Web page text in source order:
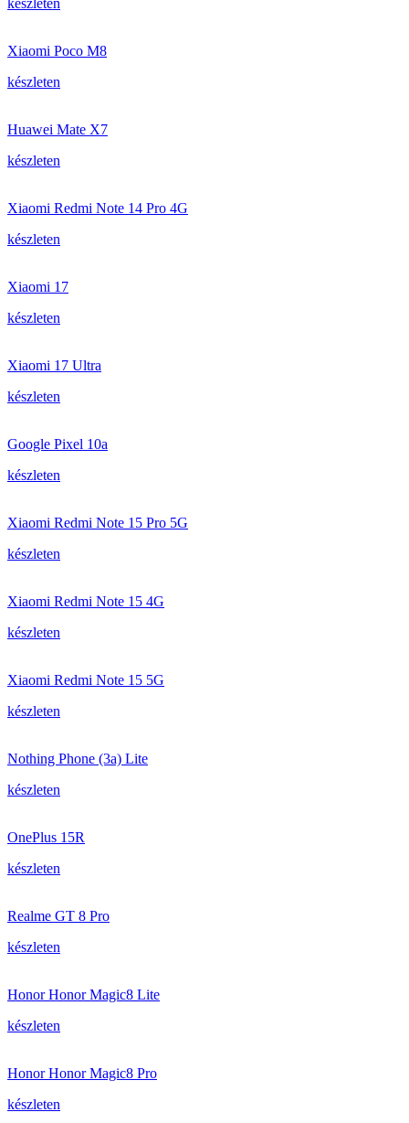
készleten
Xiaomi Poco M8
készleten
Huawei Mate X7
készleten
Xiaomi Redmi Note 14 Pro 4G
készleten
Xiaomi 17
készleten
Xiaomi 17 Ultra
készleten
Google Pixel 10a
készleten
Xiaomi Redmi Note 15 Pro 5G
készleten
Xiaomi Redmi Note 15 4G
készleten
Xiaomi Redmi Note 15 5G
készleten
Nothing Phone (3a) Lite
készleten
OnePlus 15R
készleten
Realme GT 8 Pro
készleten
Honor Honor Magic8 Lite
készleten
Honor Honor Magic8 Pro
készleten